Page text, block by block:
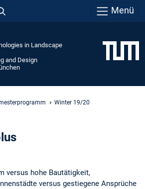
Menü
in Landscape
and Design
Winter 19/20
versus hohe Bautätigkeit,
versus gestiegene Ansprüche